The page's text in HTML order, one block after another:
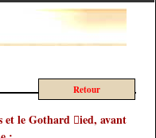
Retour
et le Gothard ied, avant